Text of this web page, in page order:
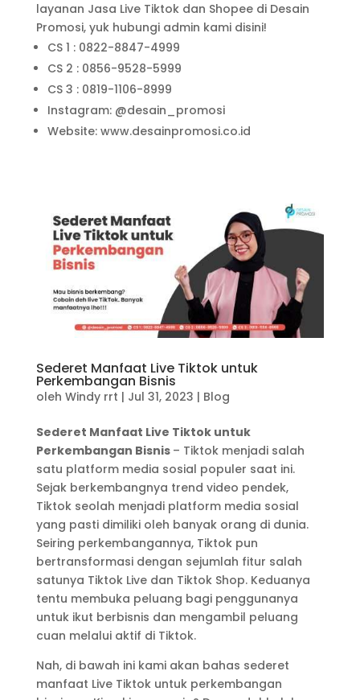
layanan Jasa Live Tiktok dan Shopee di Desain
Promosi, yuk hubungi admin kami disini!
CS 1 : 0822-8847-4999
CS 2 : 0856-9528-5999
CS 3 : 0819-1106-8999
Instagram: @desain_promosi
Website: www.desainpromosi.co.id
Sederet Manfaat Live Tiktok untuk
Perkembangan Bisnis
oleh Windy rrt | Jul 31, 2023 | Blog
Sederet Manfaat Live Tiktok untuk
Perkembangan Bisnis – Tiktok menjadi salah
satu platform media sosial populer saat ini.
Sejak berkembangnya trend video pendek,
Tiktok seolah menjadi platform media sosial
yang pasti dimiliki oleh banyak orang di dunia.
Seiring perkembangannya, Tiktok pun
bertransformasi dengan sejumlah fitur salah
satunya Tiktok Live dan Tiktok Shop. Keduanya
tentu membuka peluang bagi penggunanya
untuk ikut berbisnis dan mengambil peluang
cuan melalui aktif di Tiktok.
Nah, di bawah ini kami akan bahas sederet
manfaat Live Tiktok untuk perkembangan